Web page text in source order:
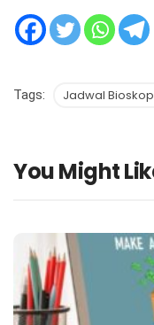
Tags: Jadwal
You Might